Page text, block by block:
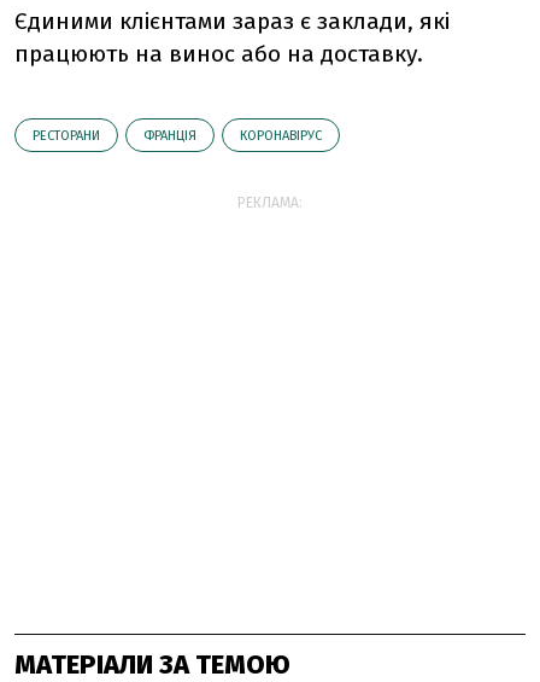
Єдиними клієнтами зараз є заклади, які
працюють на винос або на доставку.
РЕСТОРАНИ ФРАНЦІЯ КОРОНАВІРУС
РЕКЛАМА:
МАТЕРІАЛИ ЗА ТЕМОЮ